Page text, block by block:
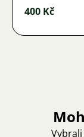
400 Kč